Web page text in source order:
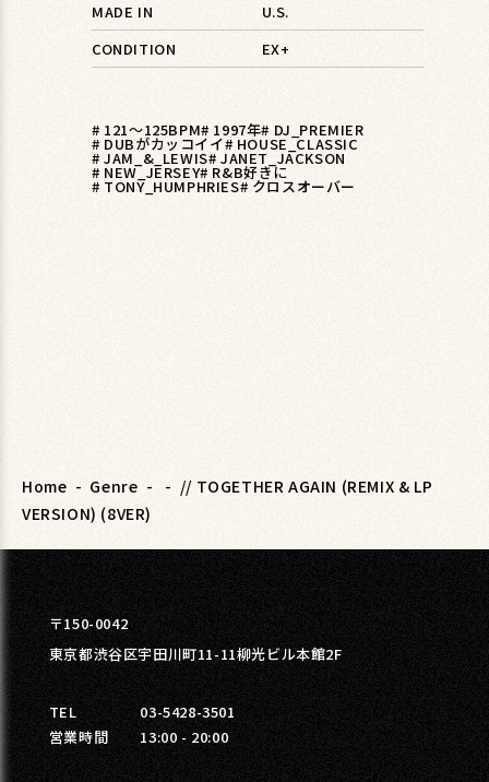
MADE IN
U.S.
CONDITION
EX+
# 121〜125BPM# 1997年# DJ_PREMIER
# DUBがカッコイイ# HOUSE_CLASSIC
# JAM_&_LEWIS# JANET_JACKSON
# NEW_JERSEY# R&B好きに
# TONY_HUMPHRIES# クロスオーバー
Home - Genre - - // TOGETHER AGAIN (REMIX & LP
VERSION) (8VER)
〒150-0042
東京都渋谷区宇田川町11-11柳光ビル本館2F
TEL
03-5428-3501
営業時間
13:00 - 20:00